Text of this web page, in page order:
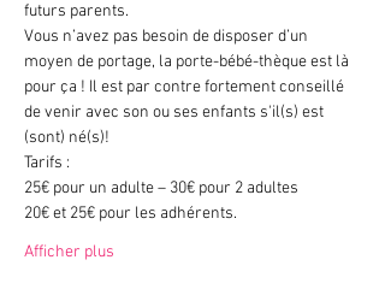
futurs parents.
Vous n’avez pas besoin de disposer d’un
moyen de portage, la porte-bébé-thèque est là
pour ça ! Il est par contre fortement conseillé
de venir avec son ou ses enfants s'il(s) est
(sont) né(s)!
Tarifs :
25€ pour un adulte – 30€ pour 2 adultes
20€ et 25€ pour les adhérents.
Afficher plus